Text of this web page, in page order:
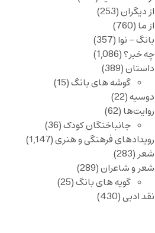
از دیگران(253)
از ما (760)
بانگ – نوا (357)
چه خبر؟(1,086)
داستان(389)
گوشه های بانگ(15)
دوسیه(22)
روایت‌ها (62)
جانباختگان کودک(36)
رویدادهای فرهنگی و هنری(1,147)
شعر(283)
شعر و شاعران(289)
گویه های بانگ(25)
نقد ادبی(430)